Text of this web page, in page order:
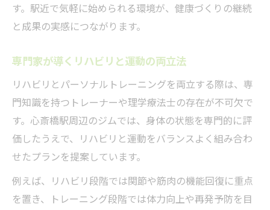
す。駅近で気軽に始められる環境が、健康づくりの継続
と成果の実感につながります。
専門家が導くリハビリと運動の両立法
リハビリとパーソナルトレーニングを両立する際は、専
門知識を持つトレーナーや理学療法士の存在が不可欠で
す。心斎橋駅周辺のジムでは、身体の状態を専門的に評
価したうえで、リハビリと運動をバランスよく組み合わ
せたプランを提案しています。
例えば、リハビリ段階では関節や筋肉の機能回復に重点
を置き、トレーニング段階では体力向上や再発予防を目